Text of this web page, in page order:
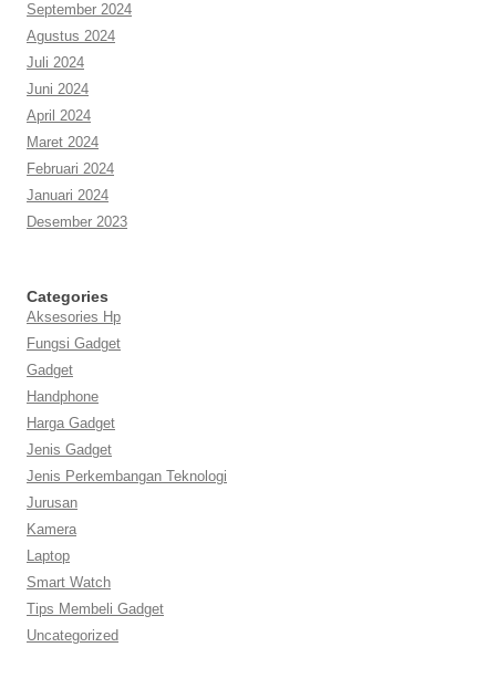
September 2024
Agustus 2024
Juli 2024
Juni 2024
April 2024
Maret 2024
Februari 2024
Januari 2024
Desember 2023
Categories
Aksesories Hp
Fungsi Gadget
Gadget
Handphone
Harga Gadget
Jenis Gadget
Jenis Perkembangan Teknologi
Jurusan
Kamera
Laptop
Smart Watch
Tips Membeli Gadget
Uncategorized